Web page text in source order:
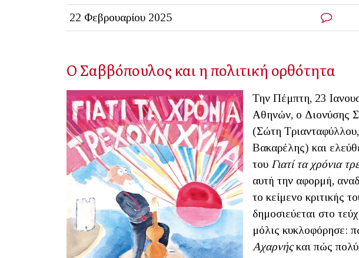
22 Φεβρουαρίου 2025
Ο Σαββόπουλος και η πολιτική ορθότητα
Την Πέμπτη, 23
Αθηνών, ο Διονύσης
(Σώτη
Βακαρέλης) και
του Γιατί τα χρόνια
αυτή την αφορμή,
το κείμενο κριτικής
δημοσιεύεται στο
μόλις κυκλοφόρησε:
Αχαρνήςκαι πώς πολύ